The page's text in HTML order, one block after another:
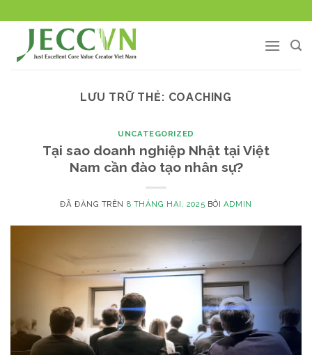
đến
dung
LƯU TRỮ THẺ: COACHING
UNCATEGORIZED
Tại sao doanh nghiệp Nhật tại Việt
Nam cần đào tạo nhân sự?
ĐÃ ĐĂNG TRÊN 8 THÁNG HAI, 2025 BỞI ADMIN